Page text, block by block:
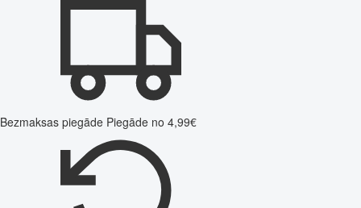
Bezmaksas piegāde Piegāde no 4,99€